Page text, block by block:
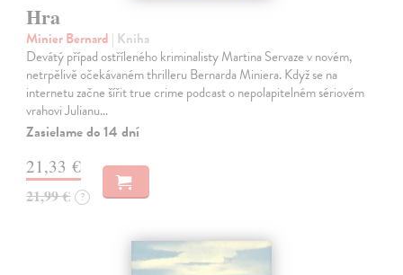
Hra
Minier Bernard | Kniha
Devátý případ ostříleného kriminalisty Martina Servaze v novém,
netrpělivě očekávaném thrilleru Bernarda Miniera. Když se na
internetu začne šířit true crime podcast o nepolapitelném sériovém
vrahovi Julianu…
Zasielame do 14 dní
21,33 €
21,99 € ?